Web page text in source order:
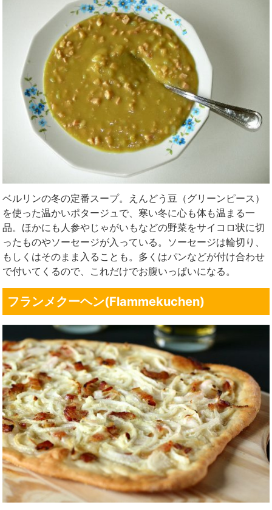
ベルリンの冬の定番スープ。えんどう豆（グリーンピース）
を使った温かいポタージュで、寒い冬に心も体も温まる一
品。ほかにも人参やじゃがいもなどの野菜をサイコロ状に切
ったものやソーセージが入っている。ソーセージは輪切り、
もしくはそのまま入ることも。多くはパンなどが付け合わせ
で付いてくるので、これだけでお腹いっぱいになる。
フランメクーヘン(Flammekuchen)